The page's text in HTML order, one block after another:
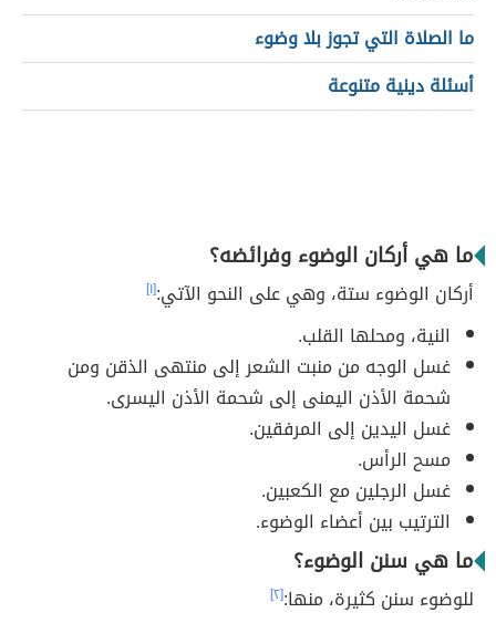
ما الصلاة التي تجوز بلا وضوء
أسئلة دينية متنوعة
ما هي أركان الوضوء وفرائضه؟
أركان الوضوء ستة، وهي على النحو الآتي:[١]
النية، ومحلها القلب.
غسل الوجه من منبت الشعر إلى منتهى الذقن ومن
شحمة الأذن اليمنى إلى شحمة الأذن اليسرى.
غسل اليدين إلى المرفقين.
مسح الرأس.
غسل الرجلين مع الكعبين.
الترتيب بين أعضاء الوضوء.
ما هي سنن الوضوء؟
للوضوء سنن كثيرة، منها:[٢]